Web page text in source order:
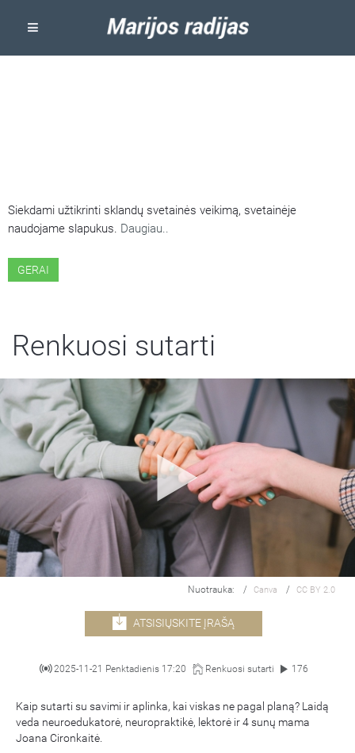
Siekdami užtikrinti sklandų svetainės veikimą, svetainėje
naudojame slapukus. Daugiau..
GERAI
Renkuosi sutarti
Nuotrauka: / Canva / CC BY 2.0
ATSISIŲSKITE ĮRAŠĄ
2025-11-21 Penktadienis 17:20 Renkuosi sutarti 176
Kaip sutarti su savimi ir aplinka, kai viskas ne pagal planą? Laidą
veda neuroedukatorė, neuropraktikė, lektorė ir 4 sunų mama
Joana Cironkaitė.